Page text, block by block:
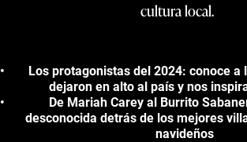
cultura local.
Los protagonistas del 2024: conoce a
dejaron en alto al país y nos
De Mariah Carey al Burrito
desconocida detrás de los mejores
navideños